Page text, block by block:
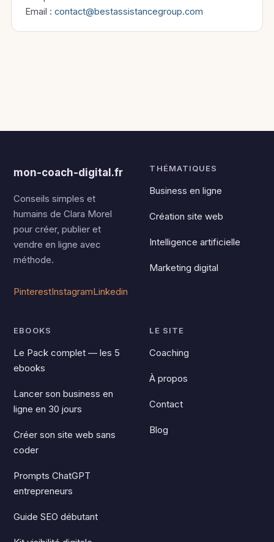
Email : contact@bestassistancegroup.com
mon-coach-digital.fr
Conseils simples et
humains de Clara Morel
pour créer, publier et
vendre en ligne avec
méthode.
PinterestInstagramLinkedin
THÉMATIQUES
Business en ligne
Création site web
Intelligence artificielle
Marketing digital
EBOOKS
Le Pack complet — les 5
ebooks
Lancer son business en
ligne en 30 jours
Créer son site web sans
coder
Prompts ChatGPT
entrepreneurs
Guide SEO débutant
LE SITE
Coaching
À propos
Contact
Blog